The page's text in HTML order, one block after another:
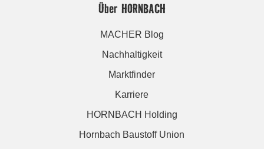
Über HORNBACH
MACHER Blog
Nachhaltigkeit
Marktfinder
Karriere
HORNBACH Holding
Hornbach Baustoff Union